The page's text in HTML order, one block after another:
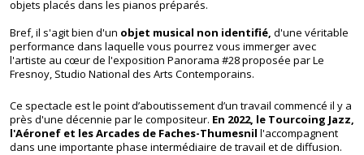
objets placés dans les pianos préparés.
Bref, il s'agit bien d'un objet musical non identifié, d'une véritable
performance dans laquelle vous pourrez vous immerger avec
l'artiste au cœur de l'exposition Panorama #28 proposée par Le
Fresnoy, Studio National des Arts Contemporains.
Ce spectacle est le point d’aboutissement d’un travail commencé il y a
près d'une décennie par le compositeur. En 2022, le Tourcoing Jazz,
l'Aéronef et les Arcades de Faches-Thumesnil l'accompagnent
dans une importante phase intermédiaire de travail et de diffusion.